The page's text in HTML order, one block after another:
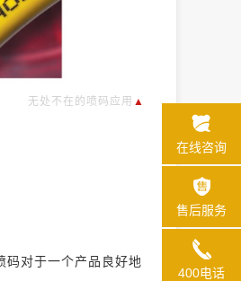
无处不在的喷码应用 ▲
码对于一个产品良好地
在线咨询
售后服务
400电话